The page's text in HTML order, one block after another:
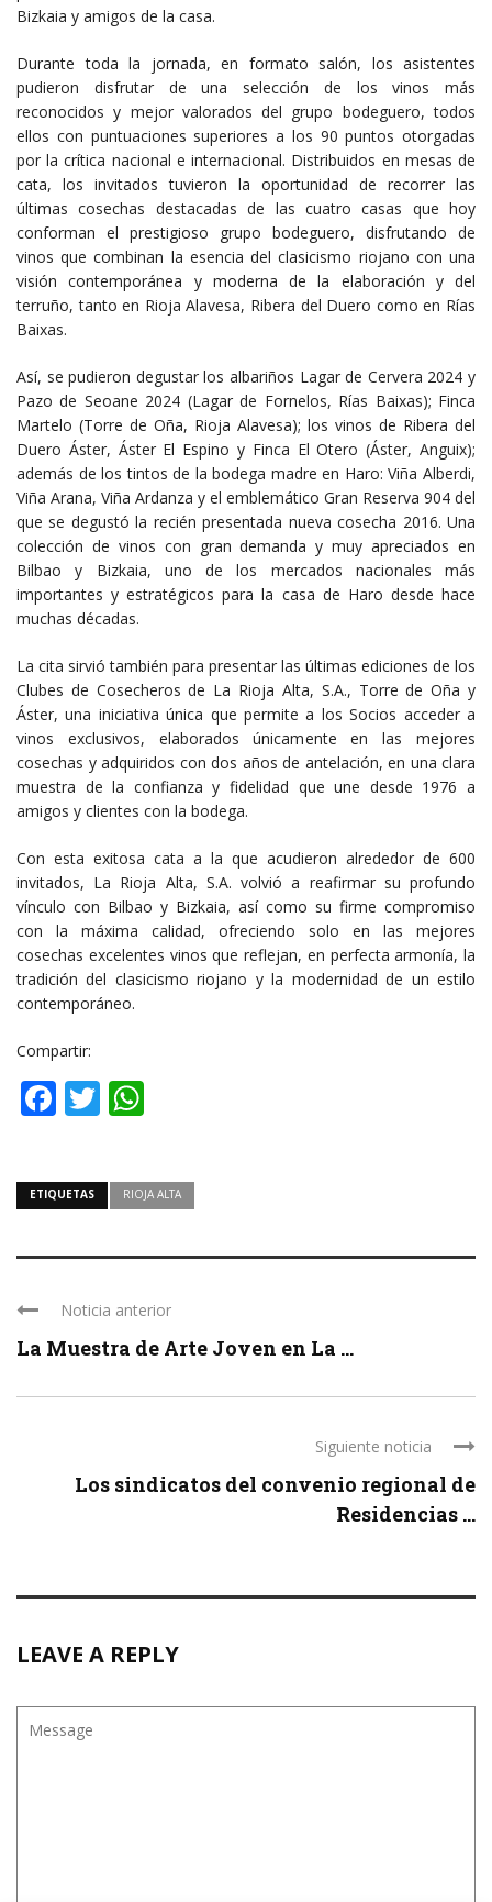
Bizkaia y amigos de la casa.
Durante toda la jornada, en formato salón, los asistentes
pudieron disfrutar de una selección de los vinos más
reconocidos y mejor valorados del grupo bodeguero, todos
ellos con puntuaciones superiores a los 90 puntos otorgadas
por la crítica nacional e internacional. Distribuidos en mesas de
cata, los invitados tuvieron la oportunidad de recorrer las
últimas cosechas destacadas de las cuatro casas que hoy
conforman el prestigioso grupo bodeguero, disfrutando de
vinos que combinan la esencia del clasicismo riojano con una
visión contemporánea y moderna de la elaboración y del
terruño, tanto en Rioja Alavesa, Ribera del Duero como en Rías
Baixas.
Así, se pudieron degustar los albariños Lagar de Cervera 2024 y
Pazo de Seoane 2024 (Lagar de Fornelos, Rías Baixas); Finca
Martelo (Torre de Oña, Rioja Alavesa); los vinos de Ribera del
Duero Áster, Áster El Espino y Finca El Otero (Áster, Anguix);
además de los tintos de la bodega madre en Haro: Viña Alberdi,
Viña Arana, Viña Ardanza y el emblemático Gran Reserva 904 del
que se degustó la recién presentada nueva cosecha 2016. Una
colección de vinos con gran demanda y muy apreciados en
Bilbao y Bizkaia, uno de los mercados nacionales más
importantes y estratégicos para la casa de Haro desde hace
muchas décadas.
La cita sirvió también para presentar las últimas ediciones de los
Clubes de Cosecheros de La Rioja Alta, S.A., Torre de Oña y
Áster, una iniciativa única que permite a los Socios acceder a
vinos exclusivos, elaborados únicamente en las mejores
cosechas y adquiridos con dos años de antelación, en una clara
muestra de la confianza y fidelidad que une desde 1976 a
amigos y clientes con la bodega.
Con esta exitosa cata a la que acudieron alrededor de 600
invitados, La Rioja Alta, S.A. volvió a reafirmar su profundo
vínculo con Bilbao y Bizkaia, así como su firme compromiso
con la máxima calidad, ofreciendo solo en las mejores
cosechas excelentes vinos que reflejan, en perfecta armonía, la
tradición del clasicismo riojano y la modernidad de un estilo
contemporáneo.
Compartir:
Facebook
Twitter
ETIQUETAS RIOJA ALTA
Noticia anterior
La Muestra de Arte Joven en La ...
Siguiente noticia
Los sindicatos del convenio regional de
Residencias ...
LEAVE A REPLY